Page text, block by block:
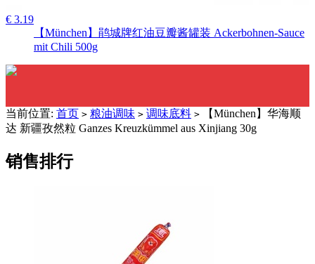
€ 3.19
【München】鹃城牌红油豆瓣酱罐装 Ackerbohnen-Sauce
mit Chili 500g
当前位置: 首页 > 粮油调味 > 调味底料 > 【München】华海顺
达 新疆孜然粒 Ganzes Kreuzkümmel aus Xinjiang 30g
销售排行